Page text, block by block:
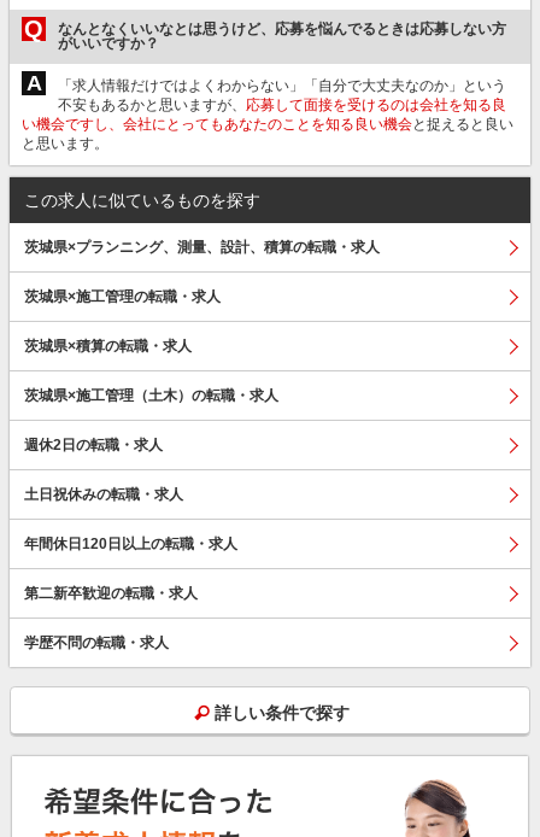
Q
なんとなくいいなとは思うけど、応募を悩んでるときは応募しない方
がいいですか？
A
「求人情報だけではよくわからない」「自分で大丈夫なのか」という
不安もあるかと思いますが、 応募して面接を受けるのは会社を知る良
い機会ですし、会社にとってもあなたのことを知る良い機会と捉えると良い
と思います。
この求人に似ているものを探す
茨城県×プランニング、測量、設計、積算の転職・求人
茨城県×施工管理の転職・求人
茨城県×積算の転職・求人
茨城県×施工管理（土木）の転職・求人
週休2日の転職・求人
土日祝休みの転職・求人
年間休日120日以上の転職・求人
第二新卒歓迎の転職・求人
学歴不問の転職・求人
詳しい条件で探す